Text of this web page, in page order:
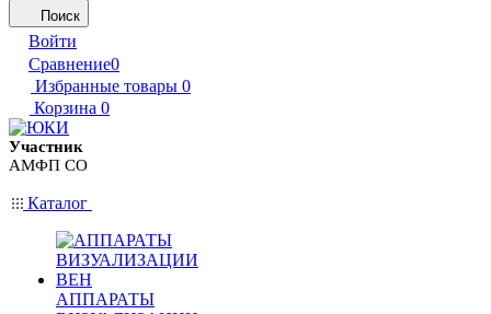
Поиск
Войти
Сравнение0
Избранные товары 0
Корзина 0
Участник
АМФП СО
Каталог
АППАРАТЫ